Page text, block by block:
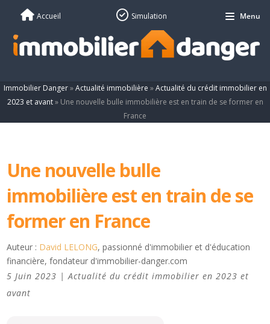
Immobilier Danger»Actualité immobilière »Actualité du crédit immobilier en
2023 et avant» Une nouvelle bulle immobilière est en train de se former en
France
Une nouvelle bulle
immobilière est en train de se
former en France
Auteur : David LELONG, passionné d'immobilier et d'éducation
financière, fondateur d'immobilier-danger.com
5 Juin 2023 |Actualité du crédit immobilier en 2023 et
avant
Accueil Simulation Menu